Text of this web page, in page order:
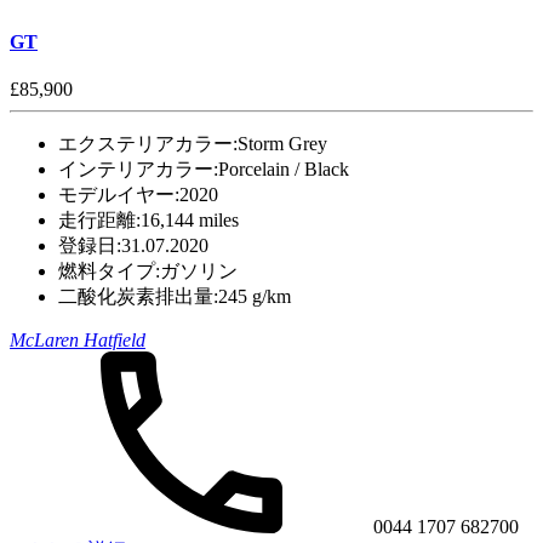
GT
£85,900
エクステリアカラー:Storm Grey
インテリアカラー:Porcelain / Black
モデルイヤー:2020
走行距離:16,144 miles
登録日:31.07.2020
燃料タイプ:ガソリン
二酸化炭素排出量:245 g/km
McLaren Hatfield
0044 1707 682700